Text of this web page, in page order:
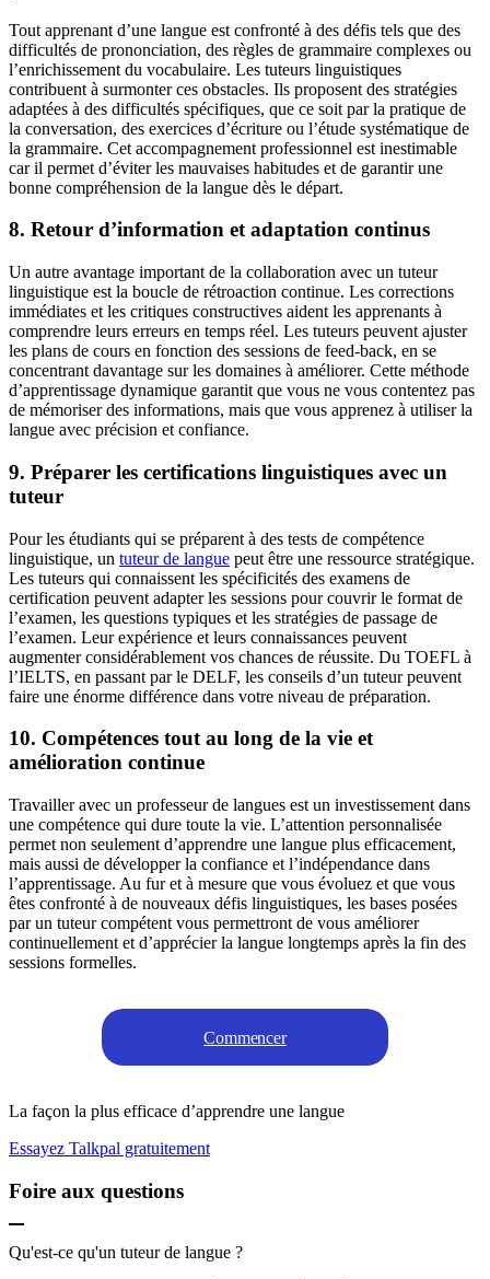
Tout apprenant d’une langue est confronté à des défis tels que des
difficultés de prononciation, des règles de grammaire complexes ou
l’enrichissement du vocabulaire. Les tuteurs linguistiques
contribuent à surmonter ces obstacles. Ils proposent des stratégies
adaptées à des difficultés spécifiques, que ce soit par la pratique de
la conversation, des exercices d’écriture ou l’étude systématique de
la grammaire. Cet accompagnement professionnel est inestimable
car il permet d’éviter les mauvaises habitudes et de garantir une
bonne compréhension de la langue dès le départ.
8. Retour d’information et adaptation continus
Un autre avantage important de la collaboration avec un tuteur
linguistique est la boucle de rétroaction continue. Les corrections
immédiates et les critiques constructives aident les apprenants à
comprendre leurs erreurs en temps réel. Les tuteurs peuvent ajuster
les plans de cours en fonction des sessions de feed-back, en se
concentrant davantage sur les domaines à améliorer. Cette méthode
d’apprentissage dynamique garantit que vous ne vous contentez pas
de mémoriser des informations, mais que vous apprenez à utiliser la
langue avec précision et confiance.
9. Préparer les certifications linguistiques avec un
tuteur
Pour les étudiants qui se préparent à des tests de compétence
linguistique, un tuteur de langue peut être une ressource stratégique.
Les tuteurs qui connaissent les spécificités des examens de
certification peuvent adapter les sessions pour couvrir le format de
l’examen, les questions typiques et les stratégies de passage de
l’examen. Leur expérience et leurs connaissances peuvent
augmenter considérablement vos chances de réussite. Du TOEFL à
l’IELTS, en passant par le DELF, les conseils d’un tuteur peuvent
faire une énorme différence dans votre niveau de préparation.
10. Compétences tout au long de la vie et
amélioration continue
Travailler avec un professeur de langues est un investissement dans
une compétence qui dure toute la vie. L’attention personnalisée
permet non seulement d’apprendre une langue plus efficacement,
mais aussi de développer la confiance et l’indépendance dans
l’apprentissage. Au fur et à mesure que vous évoluez et que vous
êtes confronté à de nouveaux défis linguistiques, les bases posées
par un tuteur compétent vous permettront de vous améliorer
continuellement et d’apprécier la langue longtemps après la fin des
sessions formelles.
Commencer
La façon la plus efficace d’apprendre une langue
Essayez Talkpal gratuitement
Foire aux questions
Qu'est-ce qu'un tuteur de langue ?